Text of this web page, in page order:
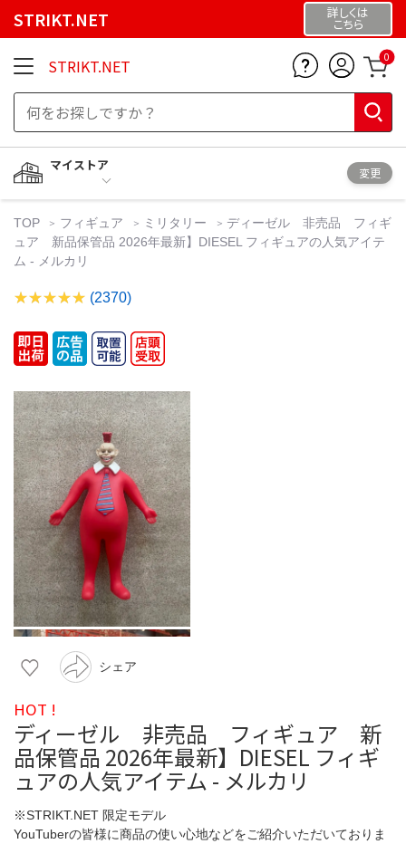
STRIKT.NET 詳しくは
こちら
STRIKT.NET 0
マイストア
変更
TOP フィギュア ミリタリー
ディーゼル 非売品 フィギ
ュア 新品保管品 2026年最新】DIESEL フィギュアの人気アイテ
ム - メルカリ
(2370)
シェア
HOT !
ディーゼル 非売品 フィギュア 新
品保管品 2026年最新】DIESEL フィギ
ュアの人気アイテム - メルカリ
※STRIKT.NET 限定モデル
YouTuberの皆様に商品の使い心地などをご紹介いただいておりま